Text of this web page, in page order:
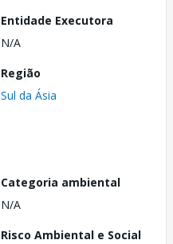
Entidade Executora
N/A
Região
Sul da Ásia
Categoria ambiental
N/A
Risco Ambiental e Social